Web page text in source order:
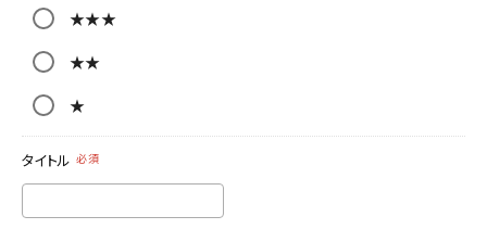
★★★
★★
★
タイトル 必須